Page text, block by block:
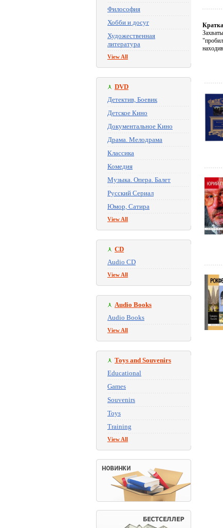
Философия
Хобби и досуг
Художественная
литература
View All
DVD
Детектив, Боевик
Детское Кино
Документальное Кино
Драма. Мелодрама
Классика
Комедия
Музыка. Опера. Балет
Русский Сериал
Юмор, Сатира
View All
CD
Audio CD
View All
Audio Books
Audio Books
View All
Toys and Souvenirs
Educational
Games
Souvenirs
Toys
Training
View All